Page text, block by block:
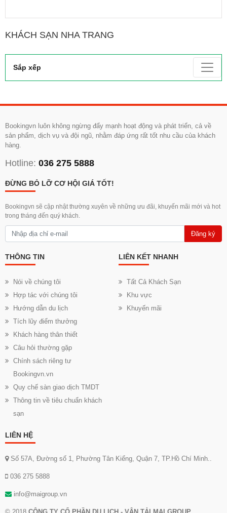
KHÁCH SẠN NHA TRANG
Sắp xếp
Bookingvn luôn không ngừng đẩy mạnh hoạt động và phát triển, cả về
sản phẩm, dịch vụ và đội ngũ, nhằm đáp ứng rất tốt nhu cầu của khách
hàng.
Hotline: 036 275 5888
ĐỪNG BỎ LỠ CƠ HỘI GIÁ TỐT!
Bookingvn sẽ cập nhật thường xuyên về những ưu đãi, khuyến mãi mới và hot
trong tháng đến quý khách.
Đăng ký
THÔNG TIN
Nói về chúng tôi
Hợp tác với chúng tôi
Hướng dẫn du lịch
Tích lũy điểm thưởng
Khách hàng thân thiết
Câu hỏi thường gặp
Chính sách riêng tư
Bookingvn.vn
Quy chế sàn giao dịch TMDT
Thông tin về tiêu chuẩn khách
sạn
LIÊN KẾT NHANH
Tất Cả Khách Sạn
Khu vực
Khuyến mãi
LIÊN HỆ
Số 57A, Đường số 1, Phường Tân Kiểng, Quận 7, TP.Hồ Chí Minh..
036 275 5888
info@maigroup.vn